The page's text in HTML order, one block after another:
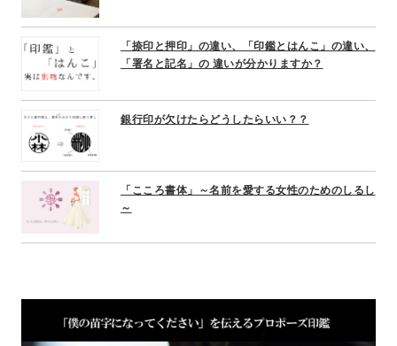
「捺印と押印」の違い、「印鑑とはんこ」の違い、
「署名と記名」の 違いが分かりますか？
銀行印が欠けたらどうしたらいい？？
「こころ書体」～名前を愛する女性のためのしるし
～